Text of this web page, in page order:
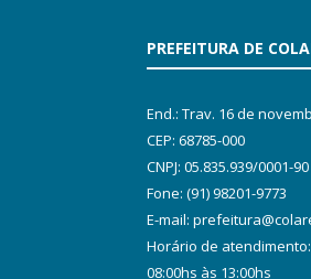
PREFEITURA DE
End.: Trav. 16 de
CEP: 68785-000
CNPJ: 05.835.939/0001-90
Fone: (91) 98201-9773
E-mail:
Horário de
08:00hs às 13:00hs